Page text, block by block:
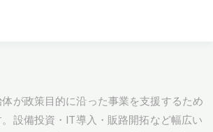
が政策目的に沿った事業を支援するため
設備投資・IT導入・販路開拓など幅広い